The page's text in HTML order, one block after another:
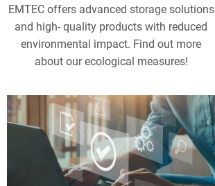
EMTEC offers advanced storage solutions
and high- quality products with reduced
environmental impact. Find out more
about our ecological measures!